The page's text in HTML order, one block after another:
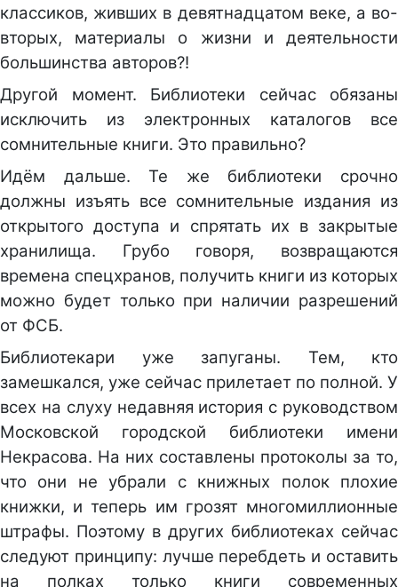
классиков, живших в девятнадцатом веке, а во-
вторых, материалы о жизни и деятельности
большинства авторов?!
Другой момент. Библиотеки сейчас обязаны
исключить из электронных каталогов все
сомнительные книги. Это правильно?
Идём дальше. Те же библиотеки срочно
должны изъять все сомнительные издания из
открытого доступа и спрятать их в закрытые
хранилища. Грубо говоря, возвращаются
времена спецхранов, получить книги из которых
можно будет только при наличии разрешений
от ФСБ.
Библиотекари уже запуганы. Тем, кто
замешкался, уже сейчас прилетает по полной. У
всех на слуху недавняя история с руководством
Московской городской библиотеки имени
Некрасова. На них составлены протоколы за то,
что они не убрали с книжных полок плохие
книжки, и теперь им грозят многомиллионные
штрафы. Поэтому в других библиотеках сейчас
следуют принципу: лучше перебдеть и оставить
на полках только книги современных